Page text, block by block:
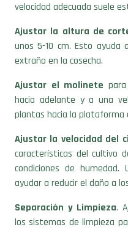
velocidad adecuada suele
Ajustar la altura de
unos 5-10 cm. Esto
extraño en la cosecha.
Ajustar el molinete
hacia adelante y a una
plantas hacia la plataforma
Ajustar la velocidad del
características del cultivo
condiciones de humedad.
ayudar a reducir el daño a
Separación y Limpieza.
los sistemas de limpieza